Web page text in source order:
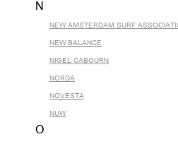
N
NEW AMSTERDAM SURF
NEW BALANCE
NIGEL CABOURN
NORDA
NOVESTA
NUW
O